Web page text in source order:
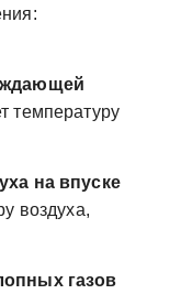
температуру
на впуске
воздуха,
газов